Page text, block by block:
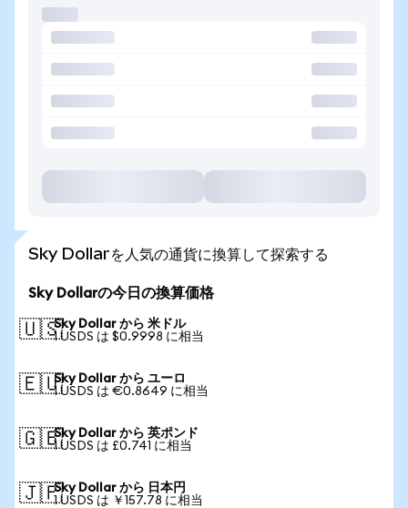
Sky Dollarを人気の通貨に換算して探索する
Sky Dollarの今日の換算価格
🇺🇸Sky Dollar から 米ドル
1 USDS は $0.9998 に相当
🇪🇺Sky Dollar から ユーロ
1 USDS は €0.8649 に相当
🇬🇧Sky Dollar から 英ポンド
1 USDS は £0.741 に相当
🇯🇵Sky Dollar から 日本円
1 USDS は ￥157.78 に相当